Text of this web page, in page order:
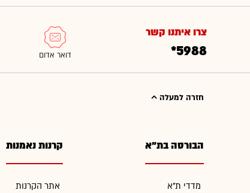
צרו איתנו קשר
*5988
חזרה למעלה
הבורסה בת"א
מדדי ת"א
קרנות נאמנות
אתר הקרנות